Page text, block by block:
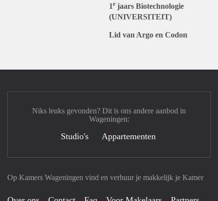
1e jaars Biotechnologie
(UNIVERSITEIT)
Lid van Argo en Codon
Op Kamers Wageningen vind en verhuur je makkelijk je Kamer
Niks leuks gevonden? Dit is ons andere aanbod in
Wageningen:
Studio's Appartementen